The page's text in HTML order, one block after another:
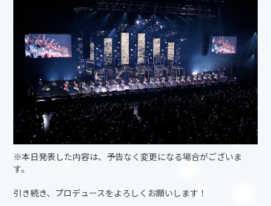
※本日発表した内容は、予告なく変更になる場合がございま
す。
引き続き、プロデュースをよろしくお願いします！